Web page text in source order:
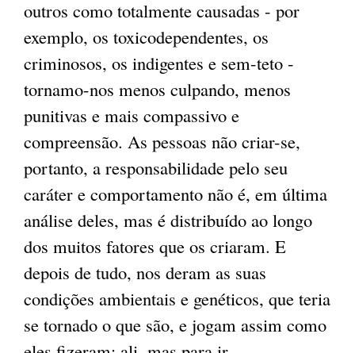
outros como totalmente causadas - por
exemplo, os toxicodependentes, os
criminosos, os indigentes e sem-teto -
tornamo-nos menos culpando, menos
punitivas e mais compassivo e
compreensão. As pessoas não criar-se,
portanto, a responsabilidade pelo seu
caráter e comportamento não é, em última
análise deles, mas é distribuído ao longo
dos muitos fatores que os criaram. E
depois de tudo, nos deram as suas
condições ambientais e genéticos, que teria
se tornado o que são, e jogam assim como